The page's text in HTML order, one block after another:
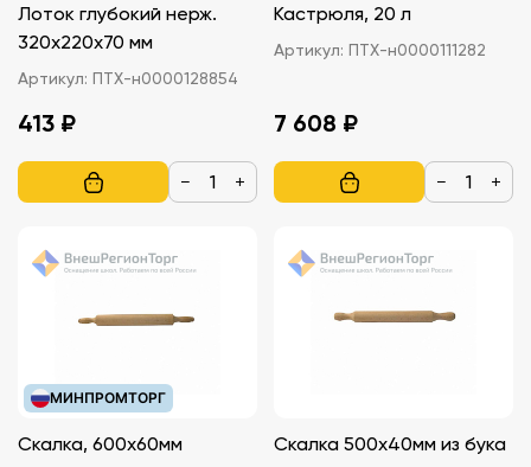
Лоток глубокий нерж.
320х220х70 мм
Артикул: ПТХ-н0000128854
413 ₽
− +
Кастрюля, 20 л
Артикул: ПТХ-н0000111282
7 608 ₽
− +
МИНПРОМТОРГ
Скалка, 600х60мм Скалка 500х40мм из бука